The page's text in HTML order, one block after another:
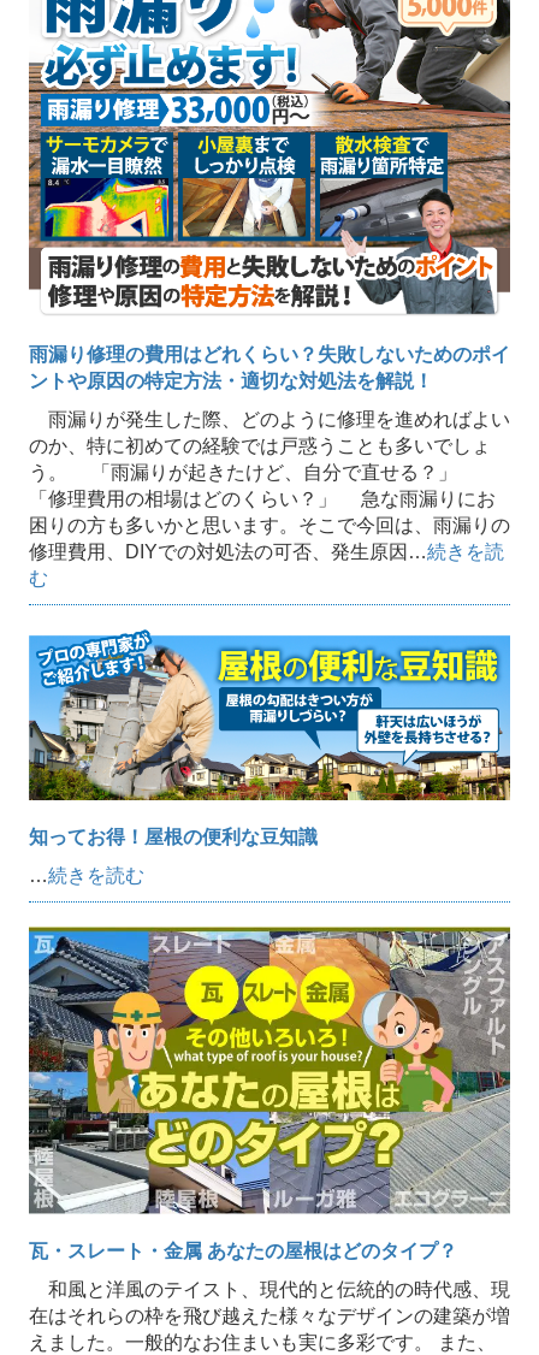
雨漏り修理の費用はどれくらい？失敗しないためのポイ
ントや原因の特定方法・適切な対処法を解説！
雨漏りが発生した際、どのように修理を進めればよい
のか、特に初めての経験では戸惑うことも多いでしょ
う。 「雨漏りが起きたけど、自分で直せる？」
「修理費用の相場はどのくらい？」 急な雨漏りにお
困りの方も多いかと思います。そこで今回は、雨漏りの
修理費用、DIYでの対処法の可否、発生原因…続きを読
む
知ってお得！屋根の便利な豆知識
…続きを読む
瓦・スレート・金属 あなたの屋根はどのタイプ？
和風と洋風のテイスト、現代的と伝統的の時代感、現
在はそれらの枠を飛び越えた様々なデザインの建築が増
えました。一般的なお住まいも実に多彩です。 また、